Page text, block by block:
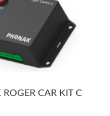
ROGER CAR KIT C